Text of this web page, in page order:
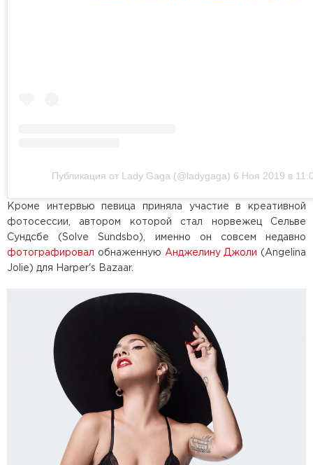
Публикация от Lady Gaga (@ladygaga) 6 Ноя 2019 в
Кроме интервью певица приняла участие в креативной
фотосессии, автором которой стал норвежец Сельве
Сундсбе (Solve Sundsbo), именно он совсем недавно
фотографировал
обнаженную Анджелину Джоли
(Angelina
Jolie) для Harper's Bazaar.